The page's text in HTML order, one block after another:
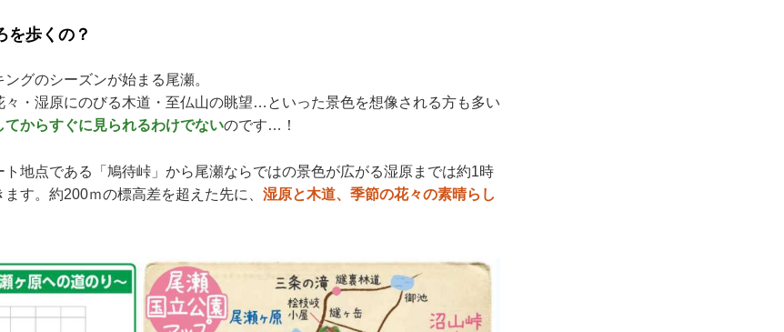
を歩くの？
グのシーズンが始まる尾瀬。
々・湿原にのびる木道・至仏山の眺望…といった景色を想像される方も多い
てからすぐに見られるわけでないのです…！
地点である「鳩待峠」から尾瀬ならではの景色が広がる湿原までは約1時
す。約200ｍの標高差を超えた先に、 湿原と木道、季節の花々の素晴らし